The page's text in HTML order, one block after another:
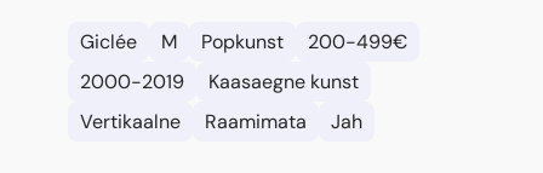
Giclée M Popkunst
200-499€
2000-2019
Kaasaegne kunst
Vertikaalne
Raamimata Jah